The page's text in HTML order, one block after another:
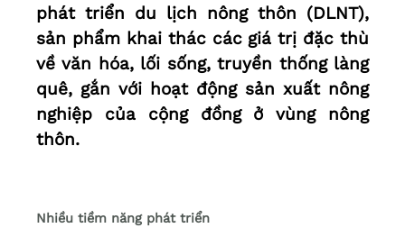
phát triển du lịch nông thôn (DLNT),
sản phẩm khai thác các giá trị đặc thù
về văn hóa, lối sống, truyền thống làng
quê, gắn với hoạt động sản xuất nông
nghiệp của cộng đồng ở vùng nông
thôn.
Nhiều tiềm năng phát triển